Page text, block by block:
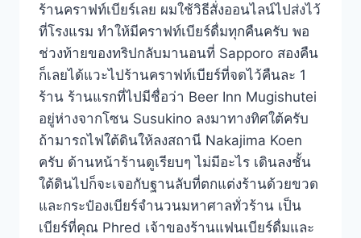
ร้านคราฟท์เบียร์เลย ผมใช้วิธีสั่งออนไลน์ไปส่งไว้
ที่โรงแรม ทำให้มีคราฟท์เบียร์ดื่มทุกคืนครับ พอ
ช่วงท้ายของทริปกลับมานอนที่ Sapporo สองคืน
ก็เลยได้แวะไปร้านคราฟท์เบียร์ที่จดไว้คืนละ 1
ร้าน ร้านแรกที่ไปมีชื่อว่า Beer Inn Mugishutei
อยู่ห่างจากโซน Susukino ลงมาทางทิศใต้ครับ
ถ้ามารถไฟใต้ดินให้ลงสถานี Nakajima Koen
ครับ ด้านหน้าร้านดูเรียบๆ ไม่มีอะไร เดินลงชั้น
ใต้ดินไปก็จะเจอกับฐานลับที่ตกแต่งร้านด้วยขวด
และกระป๋องเบียร์จำนวนมหาศาลทั่วร้าน เป็น
เบียร์ที่คุณ Phred เจ้าของร้านแฟนเบียร์ดื่มและ